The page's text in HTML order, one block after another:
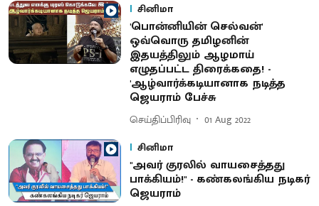
சினிமா
'பொன்னியின் செல்வன்'
ஒவ்வொரு தமிழனின்
இதயத்திலும் ஆழமாய்
எழுதப்பட்ட திரைக்கதை! -
'ஆழ்வார்க்கடியானாக நடித்த
ஜெயராம் பேச்சு
செய்திப்பிரிவு
01 Aug 2022
சினிமா
"அவர் குரலில் வாயசைத்தது
பாக்கியம்!" - கண்கலங்கிய நடிகர்
ஜெயராம்